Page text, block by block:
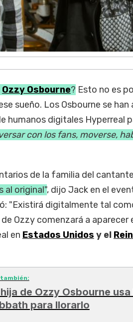
Ozzy Osbourne? Esto no es
sueño. Los Osbourne se
humanos digitales Hyperreal
con los fans, moverse,
de la familia del
al original", dijo Jack en el
"Existirá digitalmente tal
Ozzy comenzará a
en Estados Unidos y el
de Ozzy Osbourne
para llorarlo